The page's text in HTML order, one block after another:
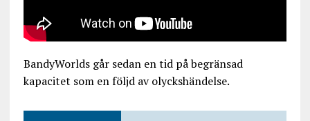
BandyWorlds går sedan en tid på begränsad
kapacitet som en följd av olyckshändelse.